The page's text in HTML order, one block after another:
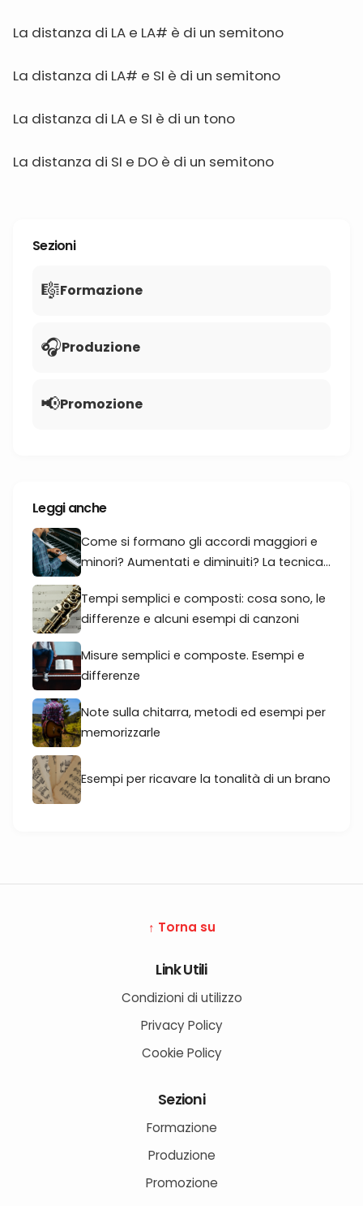
La distanza di LA e LA# è di un semitono
La distanza di LA# e SI è di un semitono
La distanza di LA e SI è di un tono
La distanza di SI e DO è di un semitono
Sezioni
🎼Formazione
🎧Produzione
📢Promozione
Leggi anche
Come si formano gli accordi maggiori e
minori? Aumentati e diminuiti? La tecnica...
Tempi semplici e composti: cosa sono, le
differenze e alcuni esempi di canzoni
Misure semplici e composte. Esempi e
differenze
Note sulla chitarra, metodi ed esempi per
memorizzarle
Esempi per ricavare la tonalità di un brano
↑ Torna su
Link Utili
Condizioni di utilizzo
Privacy Policy
Cookie Policy
Sezioni
Formazione
Produzione
Promozione